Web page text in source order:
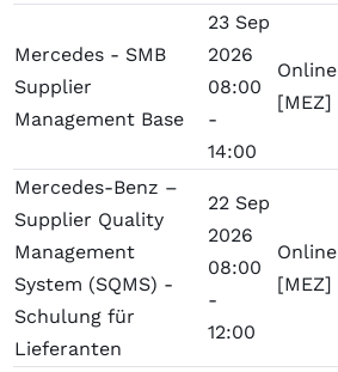
Mercedes - SMB
Supplier
Management Base
23 Sep
2026
08:00
-
14:00
Online
[MEZ]
Mercedes-Benz –
Supplier Quality
Management
System (SQMS) -
Schulung für
Lieferanten
22 Sep
2026
08:00
-
12:00
Online
[MEZ]